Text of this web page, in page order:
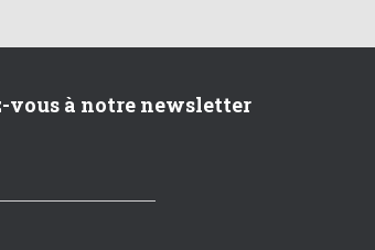
vous à notre newsletter